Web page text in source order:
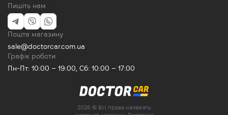
Пишіть нам
Пошта магазину
sale@doctorcar.com.ua
Графік роботи
Пн-Пт: 10:00 – 19:00, Сб: 10:00 – 17:00
2026 © Всі права належать